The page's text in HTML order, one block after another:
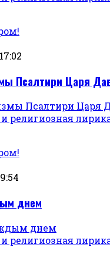
Псалтири Царя
религиозная
днем
религиозная